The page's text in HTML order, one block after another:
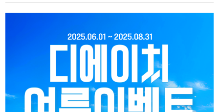
업
건축물조립공
사업자
전문관리
업
리시설·
설계시공업
지관리업
안전진단전
문기관
국가유산
수리업
(문화재수
리업)
지하수개발
·이용시공
업
기계설비
성능점검
업